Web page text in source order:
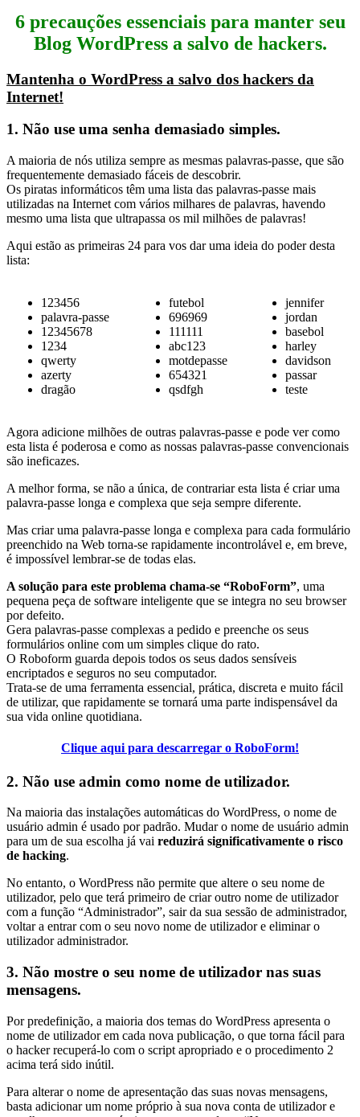
6 precauções essenciais para manter seu
Blog WordPress a salvo de hackers.
Mantenha o WordPress a salvo dos hackers da
Internet!
1. Não use uma senha demasiado simples.
A maioria de nós utiliza sempre as mesmas palavras-passe, que são
frequentemente demasiado fáceis de descobrir.
Os piratas informáticos têm uma lista das palavras-passe mais
utilizadas na Internet com vários milhares de palavras, havendo
mesmo uma lista que ultrapassa os mil milhões de palavras!
Aqui estão as primeiras 24 para vos dar uma ideia do poder desta
lista:
123456
palavra-passe
12345678
1234
qwerty
azerty
dragão
futebol
696969
111111
abc123
motdepasse
654321
qsdfgh
jennifer
jordan
basebol
harley
davidson
passar
teste
Agora adicione milhões de outras palavras-passe e pode ver como
esta lista é poderosa e como as nossas palavras-passe convencionais
são ineficazes.
A melhor forma, se não a única, de contrariar esta lista é criar uma
palavra-passe longa e complexa que seja sempre diferente.
Mas criar uma palavra-passe longa e complexa para cada formulário
preenchido na Web torna-se rapidamente incontrolável e, em breve,
é impossível lembrar-se de todas elas.
A solução para este problema chama-se “RoboForm”, uma
pequena peça de software inteligente que se integra no seu browser
por defeito.
Gera palavras-passe complexas a pedido e preenche os seus
formulários online com um simples clique do rato.
O Roboform guarda depois todos os seus dados sensíveis
encriptados e seguros no seu computador.
Trata-se de uma ferramenta essencial, prática, discreta e muito fácil
de utilizar, que rapidamente se tornará uma parte indispensável da
sua vida online quotidiana.
Clique aqui para descarregar o RoboForm!
2. Não use admin como nome de utilizador.
Na maioria das instalações automáticas do WordPress, o nome de
usuário admin é usado por padrão. Mudar o nome de usuário admin
para um de sua escolha já vai reduzirá significativamente o risco
de hacking.
No entanto, o WordPress não permite que altere o seu nome de
utilizador, pelo que terá primeiro de criar outro nome de utilizador
com a função “Administrador”, sair da sua sessão de administrador,
voltar a entrar com o seu novo nome de utilizador e eliminar o
utilizador administrador.
3. Não mostre o seu nome de utilizador nas suas
mensagens.
Por predefinição, a maioria dos temas do WordPress apresenta o
nome de utilizador em cada nova publicação, o que torna fácil para
o hacker recuperá-lo com o script apropriado e o procedimento 2
acima terá sido inútil.
Para alterar o nome de apresentação das suas novas mensagens,
basta adicionar um nome próprio à sua nova conta de utilizador e